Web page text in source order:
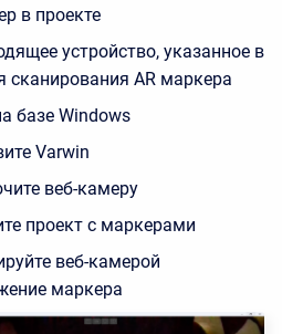
в проекте
устройство, указанное в
сканирования AR маркера
базе Windows
Varwin
веб-камеру
проект с маркерами
веб-камерой
маркера